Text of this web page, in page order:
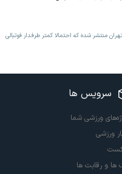
منتشر شده که احتمالا کمتر طرفدار فوتبالی
سرویس ها
ورزشی شما
ورزشی
ها و رقابت ها